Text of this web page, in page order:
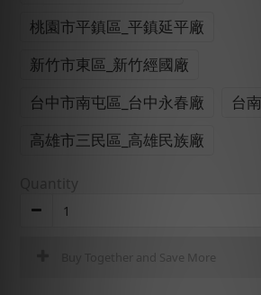
桃園市平鎮區_平鎮延平廠
新竹市東區_新竹經國廠
台中市南屯區_台中永春廠
台
高雄市三民區_高雄民族廠
Quantity
Buy Together and Save More